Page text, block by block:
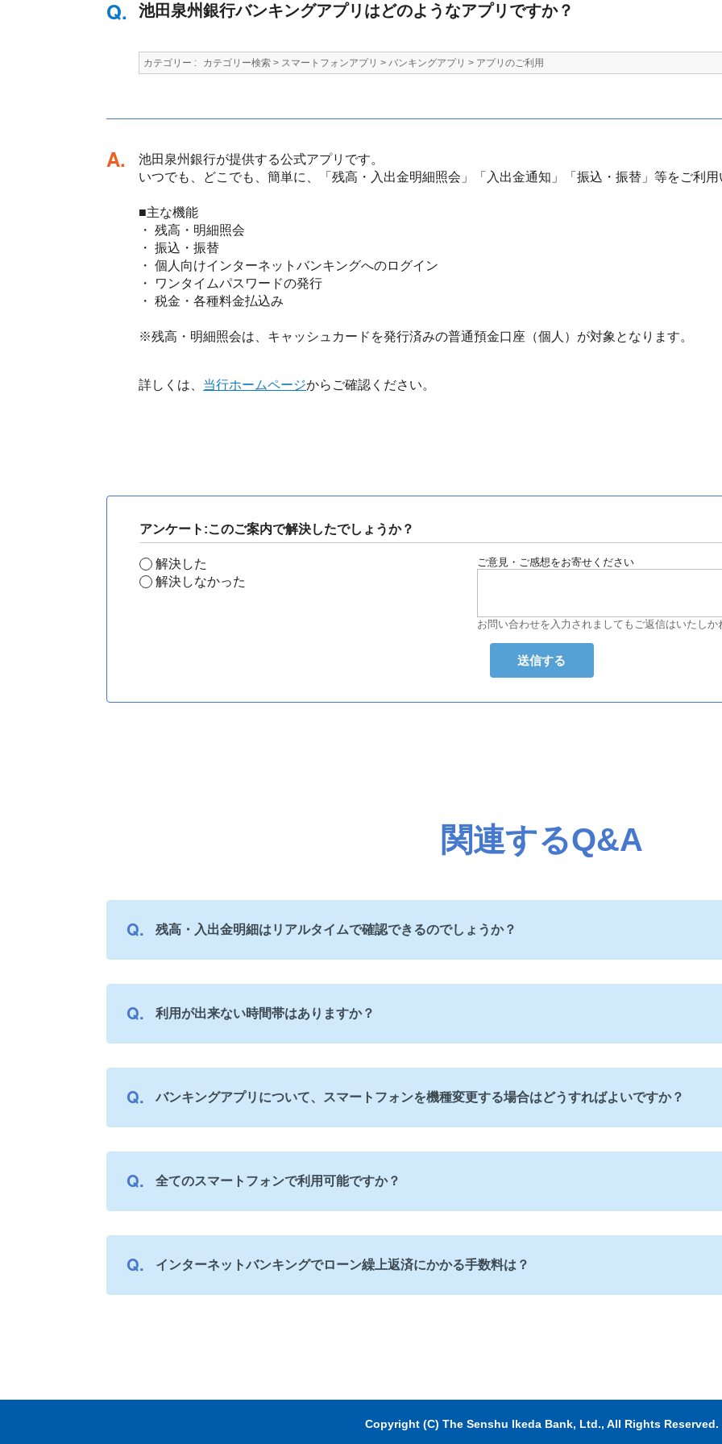
池田泉州銀行バンキングアプリはどのようなアプリですか？
カテゴリー : カテゴリー検索 > スマートフォンアプリ > バンキングアプリ > アプリのご利用
回答
池田泉州銀行が提供する公式アプリです。
いつでも、どこでも、簡単に、「残高・入出金明細照会」「入出金通知」「振込・振替」等をご利
■主な機能
・ 残高・明細照会
・ 振込・振替
・ 個人向けインターネットバンキングへのログイン
・ ワンタイムパスワードの発行
・ 税金・各種料金払込み
※残高・明細照会は、キャッシュカードを発行済みの普通預金口座（個人）が対象となります。
詳しくは、 当行ホームページからご確認ください。
アンケート:このご案内で解決したでしょうか？
解決した
解決しなかった
ご意見・ご感想をお寄せください
お問い合わせを入力されましてもご返信はいたしか
関連するQ&A
残高・入出金明細はリアルタイムで確認できるのでしょうか？
利用が出来ない時間帯はありますか？
バンキングアプリについて、スマートフォンを機種変更する場合はどうすればよいですか？
全てのスマートフォンで利用可能ですか？
インターネットバンキングでローン繰上返済にかかる手数料は？
Copyright (C) The Senshu Ikeda Bank, Ltd., All Rights Reserved.